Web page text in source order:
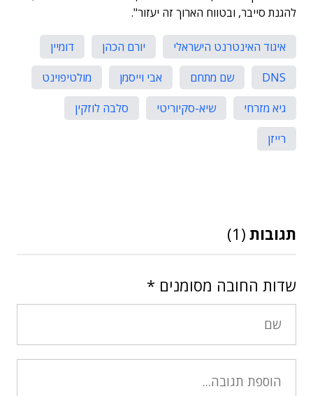
להגנת סייבר, ובטווח הארוך זה יעזור".
איגוד האינטרנט הישראלי יורם הכהן
דומיין
DNS
שם מתחם אבי וייסמן
מולטיפוינט
גיא מזרחי
שיא-סקיוריטי
סלבה לוזקין
רייזן
תגובות (1)
שדות החובה מסומנים *